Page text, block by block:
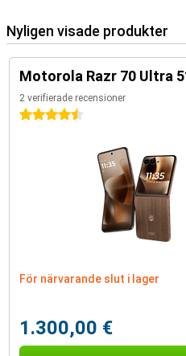
Nyligen visade produkter
Motorola Razr 70 Ultra
2 verifierade recensioner
4.5 stjärnor
För närvarande slut i lager
1.300,00 €